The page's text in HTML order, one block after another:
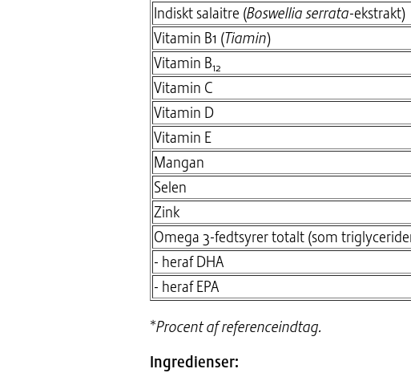
Indiskt salaitre (Boswellia serrata-ekstrakt)
Vitamin B1 (Tiamin)
Vitamin B12
Vitamin C
Vitamin D
Vitamin E
Mangan
Selen
Zink
Omega 3-fedtsyrer totalt (som
- heraf DHA
- heraf EPA
*Procent af referenceindtag.
Ingredienser: